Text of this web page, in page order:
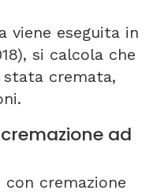
viene eseguita in
si calcola che
stata cremata,
ad
cremazione